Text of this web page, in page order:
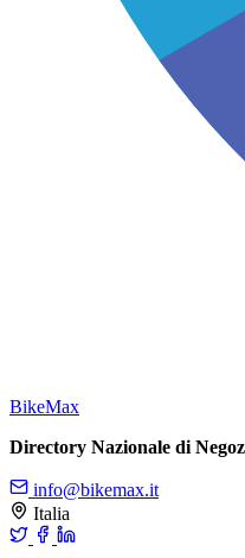
BikeMax
Directory Nazionale di
info@bikemax.it
Italia